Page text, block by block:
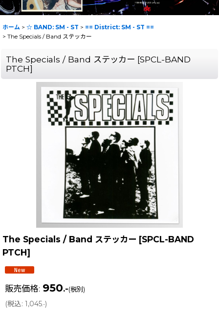
ホーム > ☆ BAND: SM - ST > == District: SM - ST ==
> The Specials / Band ステッカー
The Specials / Band ステッカー [SPCL-BAND
PTCH]
The Specials / Band ステッカー [SPCL-BAND
PTCH]
販売価格: 950.-(税別)
(税込: 1,045.-)